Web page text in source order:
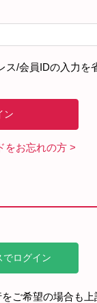
勤務。2012年よ
より現職。
ス/会員IDの入力を
をお忘れの方
ご希望の場合も上